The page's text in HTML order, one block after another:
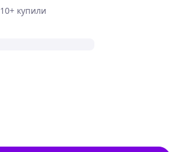
10+ купили